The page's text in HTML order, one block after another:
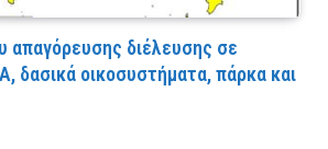
απαγόρευσης διέλευσης σε
δασικά οικοσυστήματα, πάρκα και